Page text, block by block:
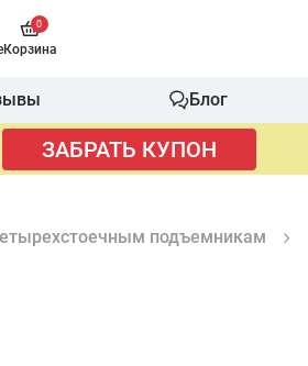
0
Корзина
Блог
ЗАБРАТЬ КУПОН
подъемникам